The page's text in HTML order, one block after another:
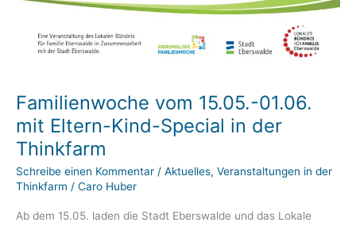
Familienwoche vom 15.05.-01.06.
mit Eltern-Kind-Special in der
Thinkfarm
Schreibe einen Kommentar / Aktuelles, Veranstaltungen in der
Thinkfarm / Caro Huber
Ab dem 15.05. laden die Stadt Eberswalde und das Lokale